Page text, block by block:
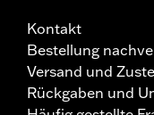
Kontakt
Bestellung
Versand und
Rückgaben und